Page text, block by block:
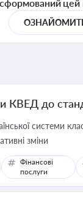
сформований цей
КВЕД до
системи
зміни
Фінансові
послуги